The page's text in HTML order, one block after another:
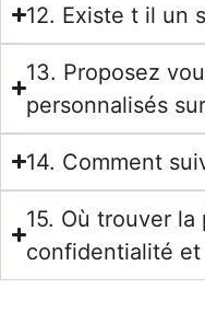
12. Existe t il un
13. Proposez
personnalisés
14. Comment
15. Où trouver
confidentialité